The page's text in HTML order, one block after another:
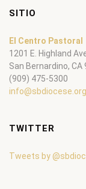
SITIO
El Centro Pastoral
1201 E. Highland
San Bernardino,
(909) 475-5300
info@sbdiocese.org
TWITTER
Tweets by